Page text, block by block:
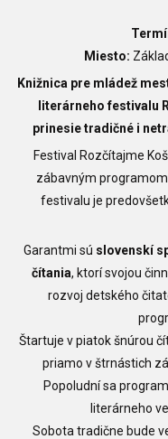
Miesto:
Knižnica pre mládež
literárneho festivalu
prinesie tradičné i
Festival Rozčítajme
zábavným
festivalu je
Garantmi sú slovenskí
čítania, ktorí svojou
rozvoj detského
Štartuje v piatok šnúrou
priamo v štrnástich
Popoludní sa
literárneho
Sobota tradične bude